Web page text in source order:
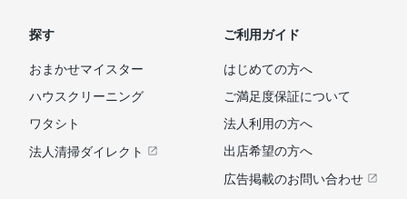
探す
おまかせマイスター
ハウスクリーニング
ワタシト
法人清掃ダイレクト
ご利用ガイド
はじめての方へ
ご満足度保証について
法人利用の方へ
出店希望の方へ
広告掲載のお問い合わせ